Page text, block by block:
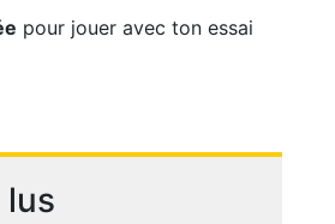
pour jouer avec ton essai
lus